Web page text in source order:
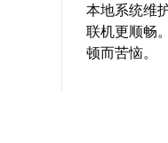
本地系统维
联机更顺畅
顿而苦恼。